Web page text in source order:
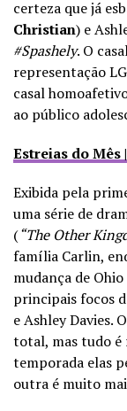
certeza que já
Christian) e
#Spashely. O
representação
casal
ao público
Estreias do Mês
Exibida pela
uma série de
(“The Other
família Carlin,
mudança de
principais focos
e Ashley Davies.
total, mas tudo é
temporada elas
outra é muito